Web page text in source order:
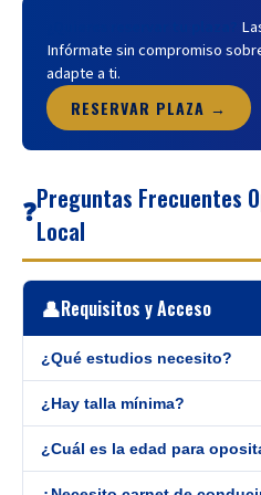
Infórmate sin compromiso
adapte a ti.
RESERVAR PLAZA →
❓Preguntas Frecuentes
Local
👤Requisitos y Acceso
¿Qué estudios necesito?
El título deBachiller o Técnico de
equivalente). No se requiere
extranjeros deben estar
¿Hay talla mínima?
Sí. En Castilla y León la talla
1,58 m para mujeres. También
¿Cuál es la edad para